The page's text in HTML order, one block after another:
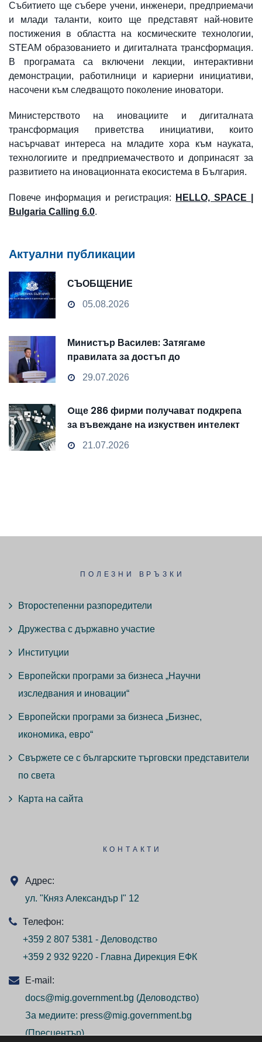
Събитието ще събере учени, инженери, предприемачи
и млади таланти, които ще представят най-новите
постижения в областта на космическите технологии,
STEAM образованието и дигиталната трансформация.
В програмата са включени лекции, интерактивни
демонстрации, работилници и кариерни инициативи,
насочени към следващото поколение иноватори.
Министерството на иновациите и дигиталната
трансформация приветства инициативи, които
насърчават интереса на младите хора към науката,
технологиите и предприемачеството и допринасят за
развитието на иновационната екосистема в България.
Повече информация и регистрация:
HELLO, SPACE |
Bulgaria Calling 6.0.
Актуални публикации
СЪОБЩЕНИЕ
05.08.2026
Министър Василев: Затягаме
правилата за достъп до
чувствителни данни
29.07.2026
Oще 286 фирми получават подкрепа
за въвеждане на изкуствен интелект
и облачни технологии
21.07.2026
ПОЛЕЗНИ ВРЪЗКИ
Второстепенни разпоредители
Дружества с държавно участие
Институции
Европейски програми за бизнеса „Научни
изследвания и иновации“
Европейски програми за бизнеса „Бизнес,
икономика, евро“
Свържете се с българските търговски представители
по света
Карта на сайта
КОНТАКТИ
Адрес:
ул. "Княз Александър I" 12
Телефон:
+359 2 807 5381 - Деловодство
+359 2 932 9220 - Главна Дирекция ЕФК
E-mail:
docs@mig.government.bg (Деловодство)
За медиите: press@mig.government.bg
(Пресцентър)